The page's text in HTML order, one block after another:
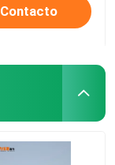
Contacto